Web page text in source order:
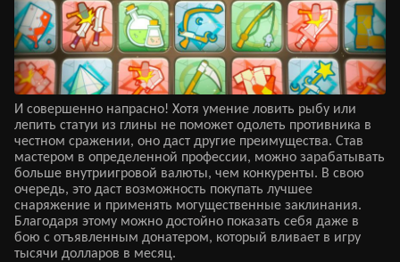
И совершенно напрасно! Хотя умение ловить рыбу или
лепить статуи из глины не поможет одолеть противника в
честном сражении, оно даст другие преимущества. Став
мастером в определенной профессии, можно зарабатывать
больше внутриигровой валюты, чем конкуренты. В свою
очередь, это даст возможность покупать лучшее
снаряжение и применять могущественные заклинания.
Благодаря этому можно достойно показать себя даже в
бою с отъявленным донатером, который вливает в игру
тысячи долларов в месяц.